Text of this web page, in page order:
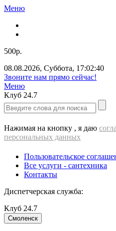
Меню
500р.
08.08.2026, Суббота, 17:02:41
Звоните нам прямо сейчас!
Меню
Клуб 24.7
Нажимая на кнопку , я даю
персональных данных
Пользовательское
Все услуги - cантехника
Контакты
Диспетчерская служба:
Клуб 24.7
Смоленск